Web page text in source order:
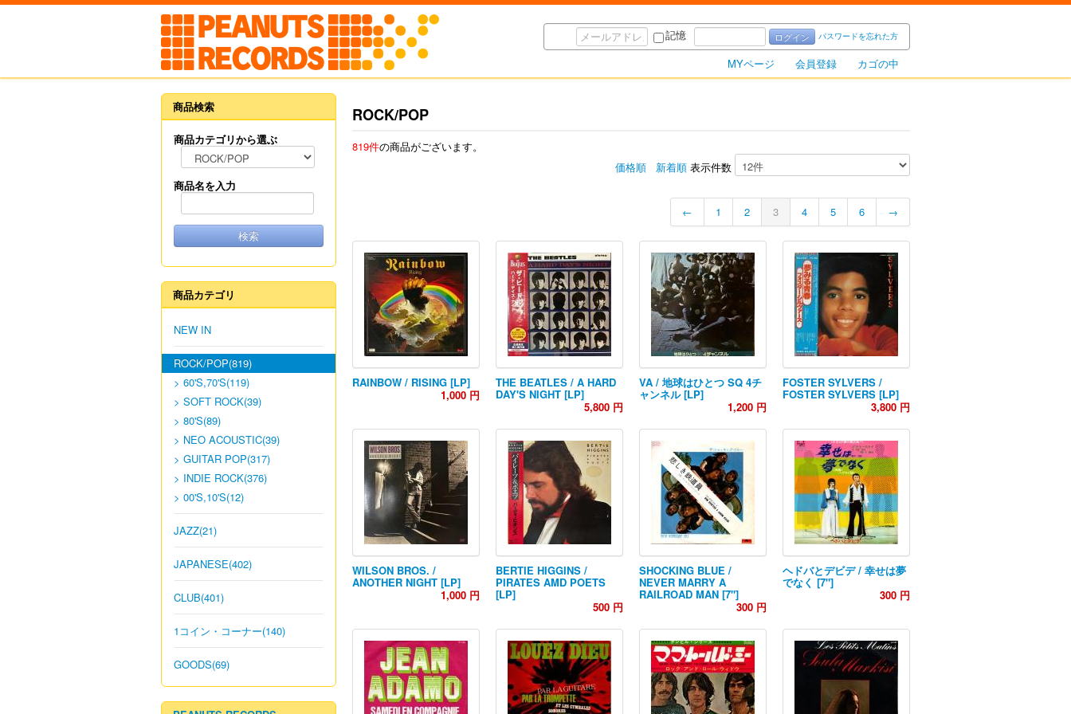
記憶 ログイン パスワードを忘れた方
MYページ 会員登録 カゴの中
商品検索
商品カテゴリから選ぶ
商品名を入力
検索
商品カテゴリ
NEW IN
ROCK/POP(819)
> 60'S,70'S(119)
> SOFT ROCK(39)
> 80'S(89)
> NEO ACOUSTIC(39)
> GUITAR POP(317)
> INDIE ROCK(376)
> 00'S,10'S(12)
JAZZ(21)
JAPANESE(402)
CLUB(401)
1コイン・コーナー(140)
GOODS(69)
ROCK/POP
819件の商品がございます。
価格順
新着順 表示件数
← 1 2 3 4 5 6 →
RAINBOW / RISING [LP]
1,000 円
THE BEATLES / A HARD
DAY'S NIGHT [LP]
5,800 円
VA / 地球はひとつ SQ 4チ
ャンネル [LP]
1,200 円
FOSTER SYLVERS /
FOSTER SYLVERS [LP]
3,800 円
WILSON BROS. /
ANOTHER NIGHT [LP]
1,000 円
BERTIE HIGGINS /
PIRATES AMD POETS
[LP]
500 円
SHOCKING BLUE /
NEVER MARRY A
RAILROAD MAN [7"]
300 円
ヘドバとデビデ / 幸せは夢
でなく [7"]
300 円